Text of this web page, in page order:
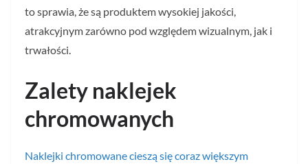
to sprawia, że są produktem wysokiej jakości,
atrakcyjnym zarówno pod względem wizualnym, jak i
trwałości.
Zalety naklejek
chromowanych
Naklejki chromowane cieszą się coraz większym